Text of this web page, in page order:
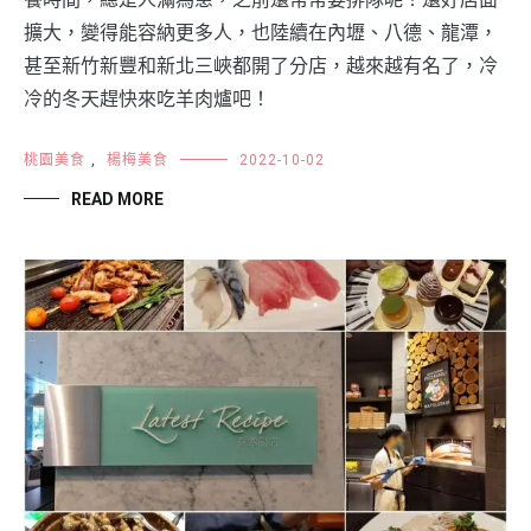
擴大，變得能容納更多人，也陸續在內壢、八德、龍潭，
甚至新竹新豐和新北三峽都開了分店，越來越有名了，冷
冷的冬天趕快來吃羊肉爐吧！
桃園美食 , 楊梅美食 2022-10-02
READ MORE